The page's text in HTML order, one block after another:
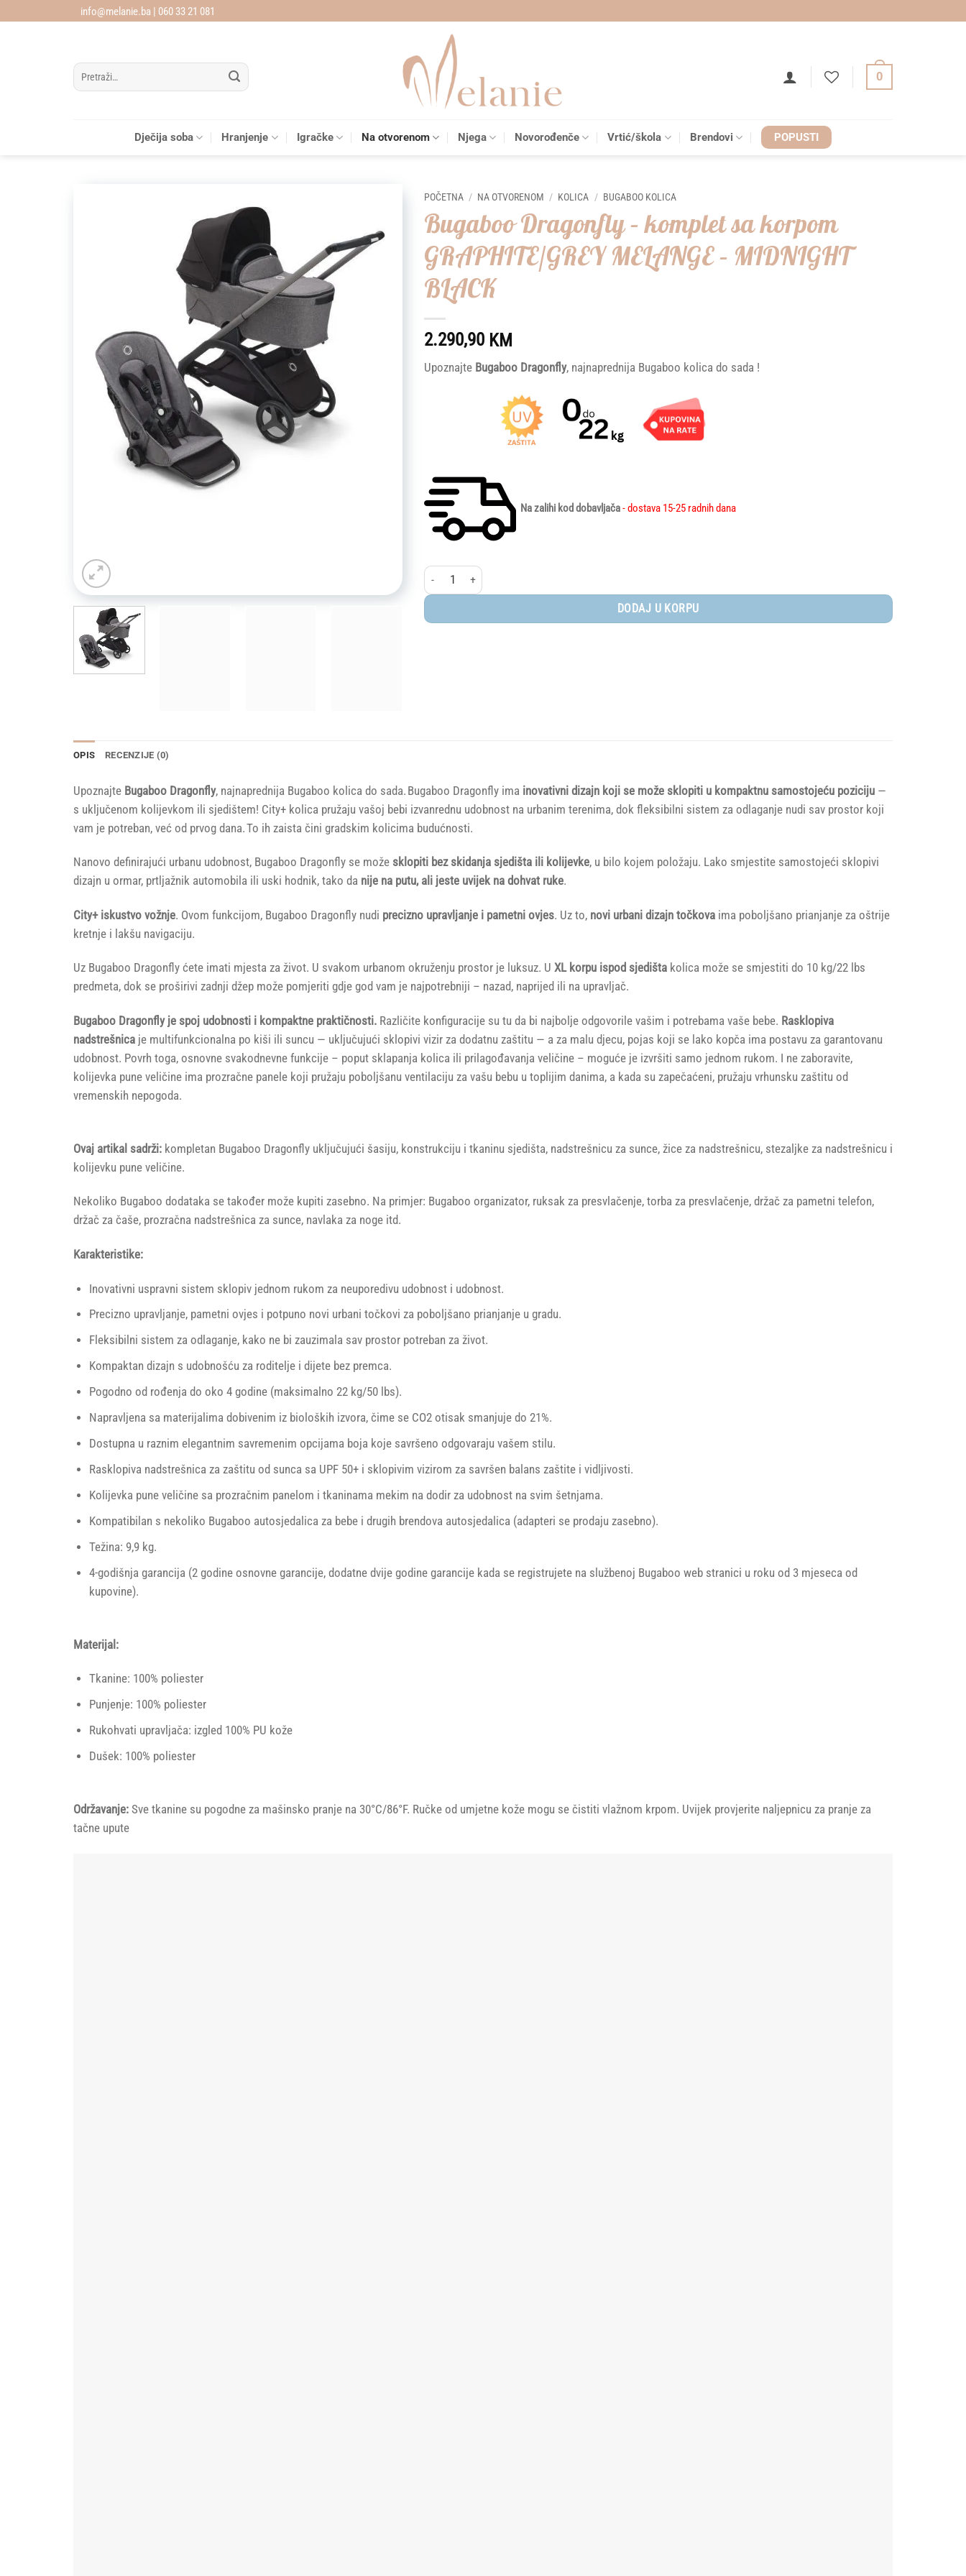
info@melanie.ba | 060 33 21 081
Pretraži:
0
Dječija soba Hranjenje Igračke Na otvorenom Njega Novorođenče Vrtić/škola Brendovi POPUSTI
Add to
wishlist
POČETNA / NA OTVORENOM / KOLICA / BUGABOO KOLICA
Bugaboo Dragonfly – komplet sa korpom
GRAPHITE/GREY MELANGE – MIDNIGHT
BLACK
2.290,90 KM
Upoznajte Bugaboo Dragonfly, najnaprednija Bugaboo kolica do sada !
Na zalihi kod dobavljača- dostava 15-25 radnih dana
Bugaboo Dragonfly - komplet sa korpom GRAPHITE/GREY MELANGE - MIDNIGHT BLACK količina
DODAJ U KORPU
OPIS RECENZIJE (0)
Upoznajte Bugaboo Dragonfly, najnaprednija Bugaboo kolica do sada. Bugaboo Dragonfly ima inovativni dizajn koji se može sklopiti u kompaktnu samostojeću poziciju —
s uključenom kolijevkom ili sjedištem! City+ kolica pružaju vašoj bebi izvanrednu udobnost na urbanim terenima, dok fleksibilni sistem za odlaganje nudi sav prostor koji
vam je potreban, već od prvog dana. To ih zaista čini gradskim kolicima budućnosti.
Nanovo definirajući urbanu udobnost, Bugaboo Dragonfly se može sklopiti bez skidanja sjedišta ili kolijevke, u bilo kojem položaju. Lako smjestite samostojeći sklopivi
dizajn u ormar, prtljažnik automobila ili uski hodnik, tako da nije na putu, ali jeste uvijek na dohvat ruke.
City+ iskustvo vožnje. Ovom funkcijom, Bugaboo Dragonfly nudi precizno upravljanje i pametni ovjes. Uz to, novi urbani dizajn točkova ima poboljšano prianjanje za oštrije
kretnje i lakšu navigaciju.
Uz Bugaboo Dragonfly ćete imati mjesta za život. U svakom urbanom okruženju prostor je luksuz. U XL korpu ispod sjedišta kolica može se smjestiti do 10 kg/22 lbs
predmeta, dok se proširivi zadnji džep može pomjeriti gdje god vam je najpotrebniji – nazad, naprijed ili na upravljač.
Bugaboo Dragonfly je spoj udobnosti i kompaktne praktičnosti. Različite konfiguracije su tu da bi najbolje odgovorile vašim i potrebama vaše bebe. Rasklopiva
nadstrešnica je multifunkcionalna po kiši ili suncu — uključujući sklopivi vizir za dodatnu zaštitu — a za malu djecu, pojas koji se lako kopča ima postavu za garantovanu
udobnost. Povrh toga, osnovne svakodnevne funkcije – poput sklapanja kolica ili prilagođavanja veličine – moguće je izvršiti samo jednom rukom. I ne zaboravite,
kolijevka pune veličine ima prozračne panele koji pružaju poboljšanu ventilaciju za vašu bebu u toplijim danima, a kada su zapečaćeni, pružaju vrhunsku zaštitu od
vremenskih nepogoda.
Ovaj artikal sadrži: kompletan Bugaboo Dragonfly uključujući šasiju, konstrukciju i tkaninu sjedišta, nadstrešnicu za sunce, žice za nadstrešnicu, stezaljke za nadstrešnicu i
kolijevku pune veličine.
Nekoliko Bugaboo dodataka se također može kupiti zasebno. Na primjer: Bugaboo organizator, ruksak za presvlačenje, torba za presvlačenje, držač za pametni telefon,
držač za čaše, prozračna nadstrešnica za sunce, navlaka za noge itd.
Karakteristike:
Inovativni uspravni sistem sklopiv jednom rukom za neuporedivu udobnost i udobnost.​
Precizno upravljanje, pametni ovjes i potpuno novi urbani točkovi za poboljšano prianjanje u gradu.
Fleksibilni sistem za odlaganje, kako ne bi zauzimala sav prostor potreban za život. ​
Kompaktan dizajn s udobnošću za roditelje i dijete bez premca.
Pogodno od rođenja do oko 4 godine (maksimalno 22 kg/50 lbs).
Napravljena sa materijalima dobivenim iz bioloških izvora, čime se CO2 otisak smanjuje do 21%.
Dostupna u raznim elegantnim savremenim opcijama boja koje savršeno odgovaraju vašem stilu.
Rasklopiva nadstrešnica za zaštitu od sunca sa UPF 50+ i sklopivim vizirom za savršen balans zaštite i vidljivosti​​.
Kolijevka pune veličine sa prozračnim panelom i tkaninama mekim na dodir za udobnost na svim šetnjama.
Kompatibilan s nekoliko Bugaboo autosjedalica za bebe i drugih brendova autosjedalica (adapteri se prodaju zasebno).
Težina: 9,9 kg.
4-godišnja garancija (2 godine osnovne garancije, dodatne dvije godine garancije kada se registrujete na službenoj Bugaboo web stranici u roku od 3 mjeseca od
kupovine).
Materijal:
Tkanine: 100% poliester
Punjenje: 100% poliester
Rukohvati upravljača: izgled 100% PU kože
Dušek: 100% poliester
Održavanje: Sve tkanine su pogodne za mašinsko pranje na 30°C/86°F. Ručke od umjetne kože mogu se čistiti vlažnom krpom. Uvijek provjerite naljepnicu za pranje za
tačne upute